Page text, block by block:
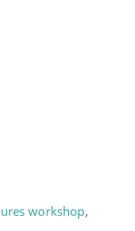
workshop,